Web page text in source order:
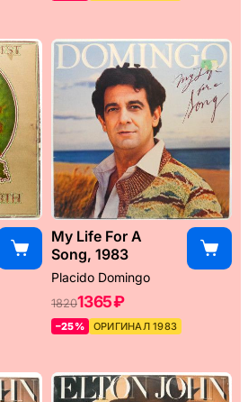
My Life For A
Song, 1983
Placido Domingo
18201365 ₽
–25% ОРИГИНАЛ 1983